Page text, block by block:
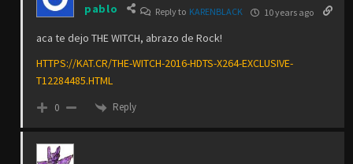
pablo Reply to KARENBLACK 10 years ago
aca te dejo THE WITCH, abrazo de Rock!
HTTPS://KAT.CR/THE-WITCH-2016-HDTS-X264-EXCLUSIVE-
T12284485.HTML
0 Reply